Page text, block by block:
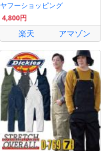
ヤフーショッピング
4,800円
楽天 アマゾン